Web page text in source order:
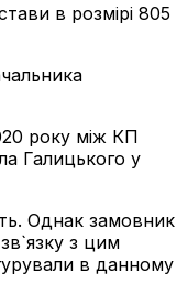
в розмірі 805
року між КП
Галицького у
Однак замовник
з цим
в данному